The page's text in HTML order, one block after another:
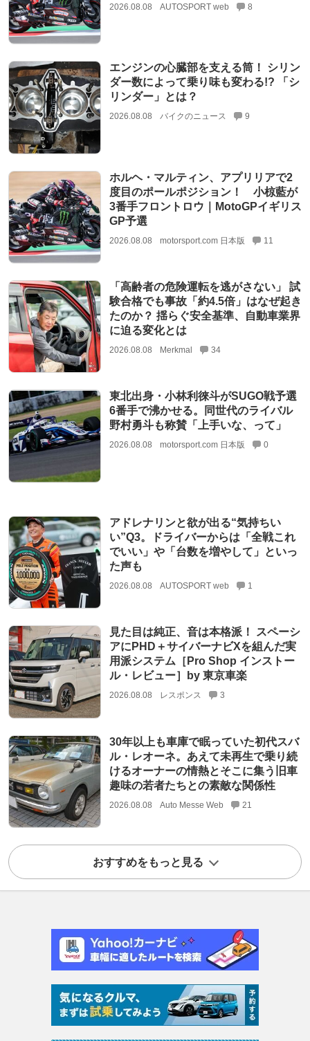
2026.08.08 AUTOSPORT web 8
エンジンの心臓部を支える筒！ シリン
ダー数によって乗り味も変わる!? 「シ
リンダー」とは？
2026.08.08 バイクのニュース 9
ホルヘ・マルティン、アプリリアで2
度目のポールポジション！ 小椋藍が
3番手フロントロウ｜MotoGPイギリス
GP予選
2026.08.08 motorsport.com 日本版 11
「高齢者の危険運転を逃がさない」 試
験合格でも事故「約4.5倍」はなぜ起き
たのか？ 揺らぐ安全基準、自動車業界
に迫る変化とは
2026.08.08 Merkmal 34
東北出身・小林利徠斗がSUGO戦予選
6番手で沸かせる。同世代のライバル
野村勇斗も称賛「上手いな、って」
2026.08.08 motorsport.com 日本版 0
アドレナリンと欲が出る“気持ちい
い”Q3。ドライバーからは「全戦これ
でいい」や「台数を増やして」といっ
た声も
2026.08.08 AUTOSPORT web 1
見た目は純正、音は本格派！ スペーシ
アにPHD＋サイバーナビXを組んだ実
用派システム［Pro Shop インストー
ル・レビュー］by 東京車楽
2026.08.08 レスポンス 3
30年以上も車庫で眠っていた初代スバ
ル・レオーネ。あえて未再生で乗り続
けるオーナーの情熱とそこに集う旧車
趣味の若者たちとの素敵な関係性
2026.08.08 Auto Messe Web 21
おすすめをもっと見る